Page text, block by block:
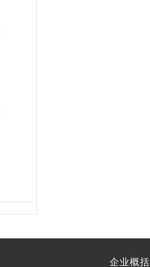
企业概括